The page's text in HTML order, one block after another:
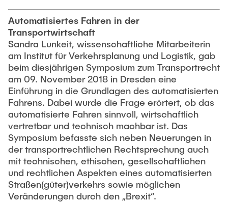
Automatisiertes Fahren in der
Transportwirtschaft
Sandra Lunkeit, wissenschaftliche Mitarbeiterin
am Institut für Verkehrsplanung und Logistik, gab
beim diesjährigen Symposium zum Transportrecht
am 09. November 2018 in Dresden eine
Einführung in die Grundlagen des automatisierten
Fahrens. Dabei wurde die Frage erörtert, ob das
automatisierte Fahren sinnvoll, wirtschaftlich
vertretbar und technisch machbar ist. Das
Symposium befasste sich neben Neuerungen in
der transportrechtlichen Rechtsprechung auch
mit technischen, ethischen, gesellschaftlichen
und rechtlichen Aspekten eines automatisierten
Straßen(güter)verkehrs sowie möglichen
Veränderungen durch den „Brexit“.